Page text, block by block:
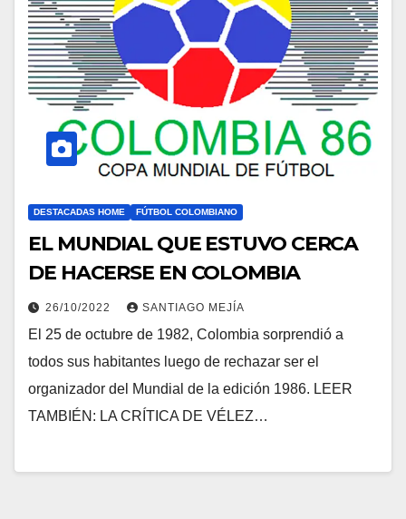
DESTACADAS HOME FÚTBOL COLOMBIANO
EL MUNDIAL QUE ESTUVO CERCA
DE HACERSE EN COLOMBIA
26/10/2022 SANTIAGO MEJÍA
El 25 de octubre de 1982, Colombia sorprendió a
todos sus habitantes luego de rechazar ser el
organizador del Mundial de la edición 1986. LEER
TAMBIÉN: LA CRÍTICA DE VÉLEZ…